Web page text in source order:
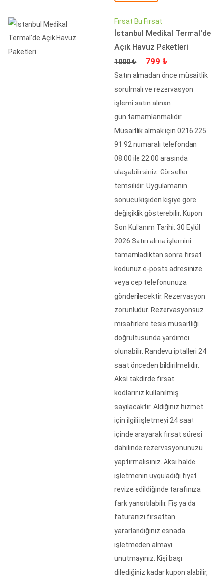
Fırsat Bu Fırsat
İstanbul Medikal Termal'de
Açık Havuz Paketleri
Fiyat
1000 ₺ İndirimli Fiyat
799 ₺
Satın almadan önce müsaitlik
sorulmalı ve rezervasyon
işlemi satın alınan
gün tamamlanmalıdır.
Müsaitlik almak için 0216 225
91 92 numaralı telefondan
08:00 ile 22:00 arasında
ulaşabilirsiniz. Görseller
temsilidir. Uygulamanın
sonucu kişiden kişiye göre
değişiklik gösterebilir. Kupon
Son Kullanım Tarihi: 30 Eylül
2026 Satın alma işlemini
tamamladıktan sonra fırsat
kodunuz e-posta adresinize
veya cep telefonunuza
gönderilecektir. Rezervasyon
zorunludur. Rezervasyonsuz
misafirlere tesis müsaitliği
doğrultusunda yardımcı
olunabilir. Randevu iptalleri 24
saat önceden bildirilmelidir.
Aksi takdirde fırsat
kodlarınız kullanılmış
sayılacaktır. Aldığınız hizmet
için ilgili işletmeyi 24 saat
içinde arayarak fırsat süresi
dahilinde rezervasyonunuzu
yaptırmalısınız. Aksi halde
işletmenin uyguladığı fiyat
revize edildiğinde tarafınıza
fark yansıtılabilir. Fiş ya da
faturanızı fırsattan
yararlandığınız esnada
işletmeden almayı
unutmayınız. Kişi başı
dilediğiniz kadar kupon alabilir,